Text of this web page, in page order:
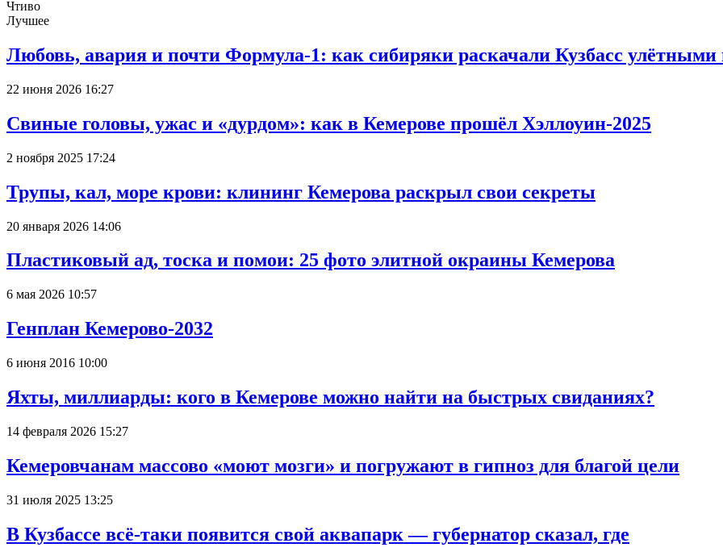
Чтиво
Лучшее
Любовь, авария и почти Формула-1: как сибиряки раскачали Кузбасс улётными
22 июня 2026 16:27
Свиные головы, ужас и «дурдом»: как в Кемерове прошёл Хэллоуин-2025
2 ноября 2025 17:24
Трупы, кал, море крови: клининг Кемерова раскрыл свои секреты
20 января 2026 14:06
Пластиковый ад, тоска и помои: 25 фото элитной окраины Кемерова
6 мая 2026 10:57
Генплан Кемерово-2032
6 июня 2016 10:00
Яхты, миллиарды: кого в Кемерове можно найти на быстрых свиданиях?
14 февраля 2026 15:27
Кемеровчанам массово «моют мозги» и погружают в гипноз для благой цели
31 июля 2025 13:25
В Кузбассе всё-таки появится свой аквапарк — губернатор сказал, где